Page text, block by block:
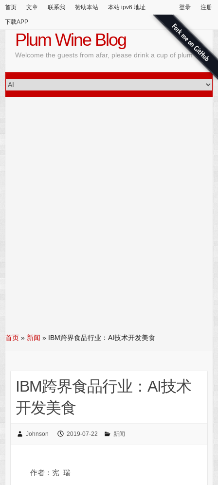
首页 文章 联系我 赞助本站 本站 ipv6 地址
下载APP
登录 注册
Plum Wine Blog
Welcome the guests from afar, please drink a cup of plum wine
首页 » 新闻 » IBM跨界食品行业：AI技术开发美食
IBM跨界食品行业：AI技术
开发美食
Johnson 2019-07-22 新闻
作者：宪 瑞